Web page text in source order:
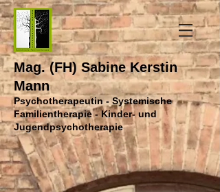
Mag. (FH) Sabine Kerstin
Mann
Psychotherapeutin - Systemische
Familientherapie - Kinder- und
Jugendpsychotherapie